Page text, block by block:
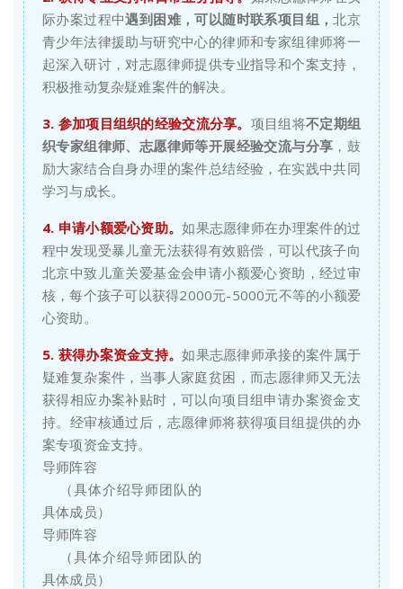
际办案过程中遇到困难，可以随时联系项目组 ，北京
青少年法律援助与研究中心的律师和专家组律师将一
起深入研讨，对志愿律师提供专业指导和个案支持，
积极推动复杂疑难案件的解决。
3. 参加项目组织的经验交流分享。 项目组将不定期组
织专家组律师、志愿律师等开展经验交流与分享 ，鼓
励大家结合自身办理的案件总结经验，在实践中共同
学习与成长。
4. 申请小额爱心资助。如果志愿律师在办理案件的过
程中发现受暴儿童无法获得有效赔偿，可以代孩子向
北京中致儿童关爱基金会申请小额爱心资助，经过审
核，每个孩子可以获得2000元-5000元不等的小额爱
心资助。
5. 获得办案资金支持。如果志愿律师承接的案件属于
疑难复杂案件，当事人家庭贫困，而志愿律师又无法
获得相应办案补贴时，可以向项目组申请办案资金支
持。经审核通过后，志愿律师将获得项目组提供的办
案专项资金支持。
导师阵容
（具体介绍导师团队的
具体成员）
导师阵容
（具体介绍导师团队的
具体成员）